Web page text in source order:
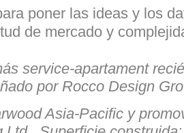
poner las ideas y los
de mercado y
service-apartament
por Rocco Design
Asia-Pacific y